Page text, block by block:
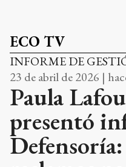
ECO TV
INFORME DE
23 de abril de 2026 |
Paula
presentó